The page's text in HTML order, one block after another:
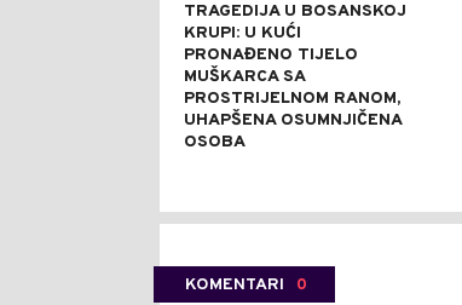
TRAGEDIJA U BOSANSKOJ
KRUPI: U KUĆI
PRONAĐENO TIJELO
MUŠKARCA SA
PROSTRIJELNOM RANOM,
UHAPŠENA OSUMNJIČENA
OSOBA
KOMENTARI 0